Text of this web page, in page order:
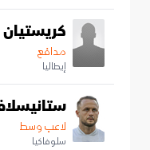
كريستيان
مدافع
إيطاليا
لاعب وسط
سلوفاكيا